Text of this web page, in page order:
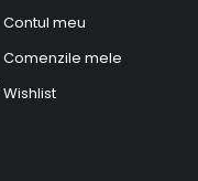
Contul meu
Comenzile mele
Wishlist